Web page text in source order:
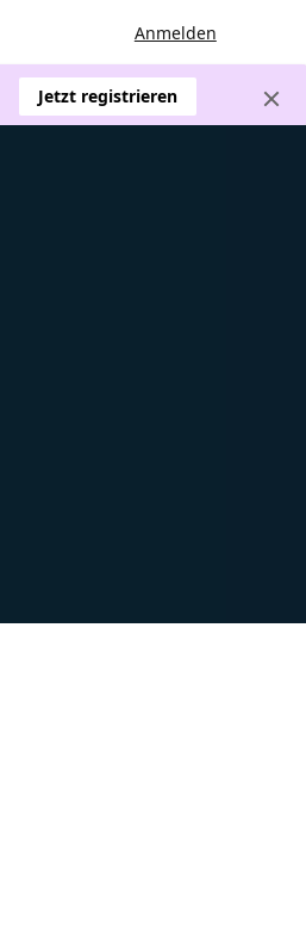
Anmelden
Jetzt registrieren